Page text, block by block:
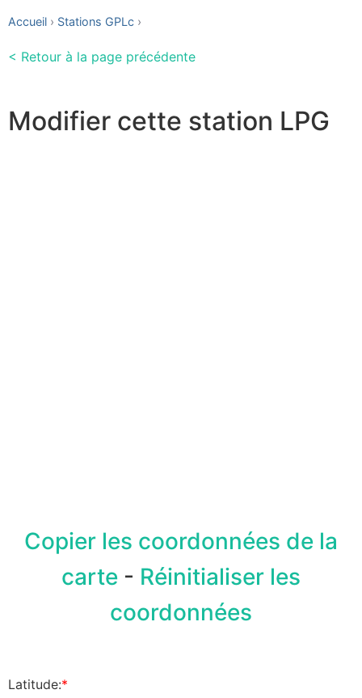
Accueil Stations GPLc
< Retour à la page précédente
Modifier cette station LPG
Copier les coordonnées de la
carte - Réinitialiser les
coordonnées
Latitude:*